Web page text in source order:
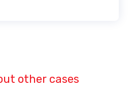
other cases